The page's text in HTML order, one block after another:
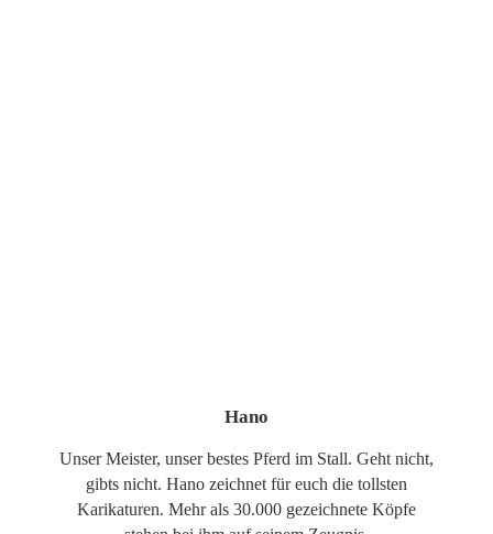
Hano
Unser Meister, unser bestes Pferd im Stall. Geht nicht,
gibts nicht. Hano zeichnet für euch die tollsten
Karikaturen. Mehr als 30.000 gezeichnete Köpfe